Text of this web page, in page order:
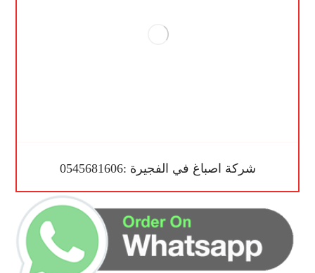
شركة اصباغ في الفجيرة :0545681606